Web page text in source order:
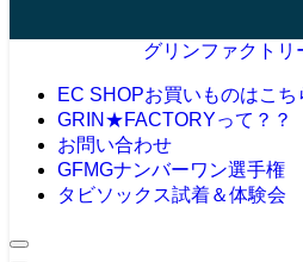
グリンファクトリ
EC SHOPお買いものはこち
GRIN★FACTORYって？？
お問い合わせ
GFMGナンバーワン選手権
タビソックス試着＆体験会